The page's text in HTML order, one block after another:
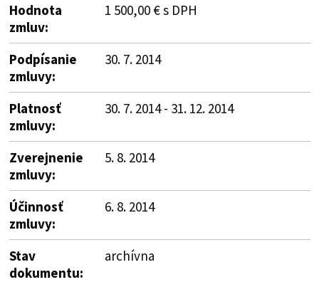
Hodnota
zmluv:
1 500,00 € s DPH
Podpísanie
zmluvy:
30. 7. 2014
Platnosť
zmluvy:
30. 7. 2014 - 31. 12. 2014
Zverejnenie
zmluvy:
5. 8. 2014
Účinnosť
zmluvy:
6. 8. 2014
Stav
dokumentu:
archívna